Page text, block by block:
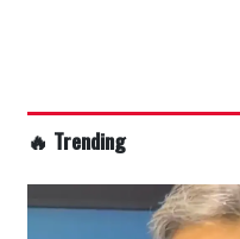
🔥 Trending